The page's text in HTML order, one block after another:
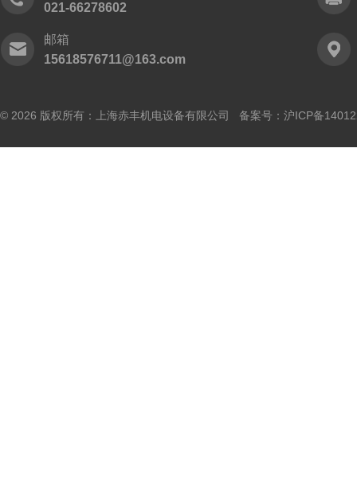
021-66278602
邮箱
15618576711@163.com
© 2026 版权所有：上海赤丰机电设备有限公司 备案号： 沪ICP备